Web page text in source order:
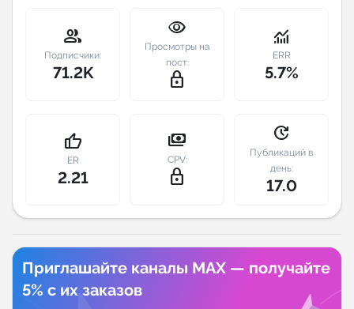
Индивидуальное сопровождение
Аналитика Telegram
group
Подписчики:
71.2K
visibility
Просмотры на
пост:
lock_outline
monitoring
ERR
5.7%
thumb_up
ER
2.21
payments
CPV:
lock_outline
update
Публикаций в
день:
17.0
Приглашайте каналы MAX — получайте
5% с их заказов